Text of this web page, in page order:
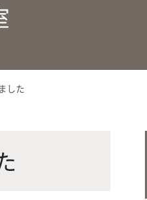
学科の教育におけ
附属施設・教育研
科
人と
した